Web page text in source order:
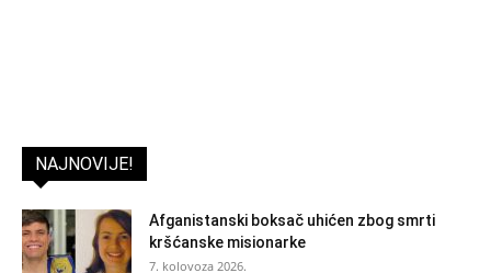
NAJNOVIJE!
Afganistanski boksač uhićen zbog smrti
kršćanske misionarke
7. kolovoza 2026.